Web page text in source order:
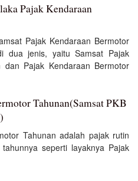
Pajak Kendaraan
Pajak Kendaraan Bermotor
dua jenis, yaitu Samsat Pajak
dan Pajak Kendaraan Bermotor
Tahunan(Samsat PKB
Tahunan adalah pajak rutin
seperti layaknya Pajak